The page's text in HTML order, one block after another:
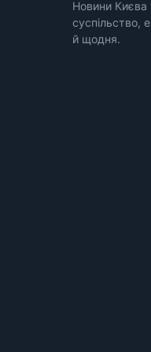
Новини Києва
суспільство,
й щодня.